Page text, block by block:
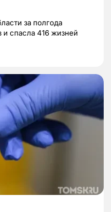
за полгода
спасла 416 жизней